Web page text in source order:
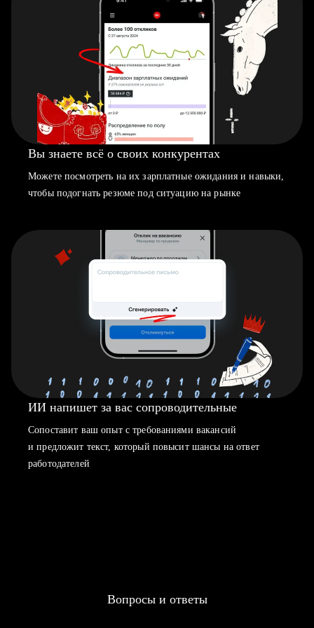
Вы знаете всё о своих конкурентах
Можете посмотреть на их зарплатные ожидания и навыки,
чтобы подогнать резюме под ситуацию на рынке
ИИ напишет за вас сопроводительные
Сопоставит ваш опыт с требованиями вакансий
и предложит текст, который повысит шансы на ответ
работодателей
Вопросы и ответы